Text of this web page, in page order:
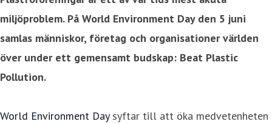
miljöproblem. På World Environment Day den 5 juni
samlas människor, företag och organisationer världen
över under ett gemensamt budskap: Beat Plastic
Pollution.
World Environment Daysyftar till att öka medvetenheten